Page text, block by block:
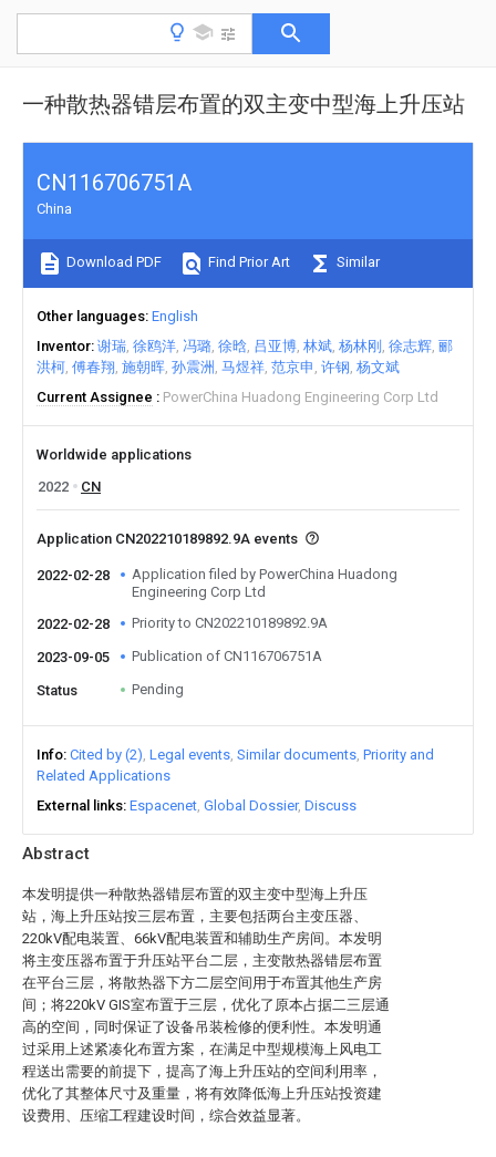
一种散热器错层布置的双主变中型海上升压站
Abstract
本发明提供一种散热器错层布置的双主变中型海上升压
站，海上升压站按三层布置，主要包括两台主变压器、
220kV配电装置、66kV配电装置和辅助生产房间。本发明
将主变压器布置于升压站平台二层，主变散热器错层布置
在平台三层，将散热器下方二层空间用于布置其他生产房
间；将220kV GIS室布置于三层，优化了原本占据二三层通
高的空间，同时保证了设备吊装检修的便利性。本发明通
过采用上述紧凑化布置方案，在满足中型规模海上风电工
程送出需要的前提下，提高了海上升压站的空间利用率，
优化了其整体尺寸及重量，将有效降低海上升压站投资建
设费用、压缩工程建设时间，综合效益显著。
CN116706751A
China
Download PDF Find Prior Art Similar
Other languages English
Inventor 谢瑞 徐鸥洋 冯璐 徐晗 吕亚博 林斌 杨林刚 徐志辉 郦
洪柯 傅春翔 施朝晖 孙震洲 马煜祥 范京申 许钢 杨文斌
Current Assignee
PowerChina Huadong Engineering Corp Ltd
Worldwide applications
2022
CN
Application CN202210189892.9A events
2022-02-28
Application filed by PowerChina Huadong
Engineering Corp Ltd
2022-02-28
Priority to CN202210189892.9A
2023-09-05 Publication of CN116706751A
Status Pending
Info Cited by (2) Legal events Similar documents Priority and
Related Applications
External links Espacenet Global Dossier Discuss